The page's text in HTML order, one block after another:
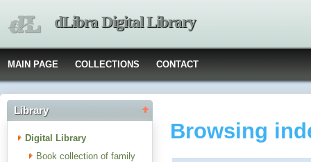
dLibra Digital Library
MAIN PAGE COLLECTIONS CONTACT
Library
Digital Library
Book collection of family
Browsing